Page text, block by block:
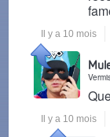
Il y a 10 mois
Il y a 10 mois